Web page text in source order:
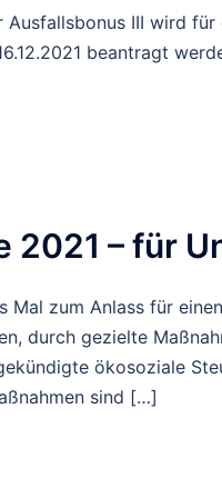
III wird
beantragt
2021 – für
zum Anlass für
durch gezielte
ökosoziale
sind […]